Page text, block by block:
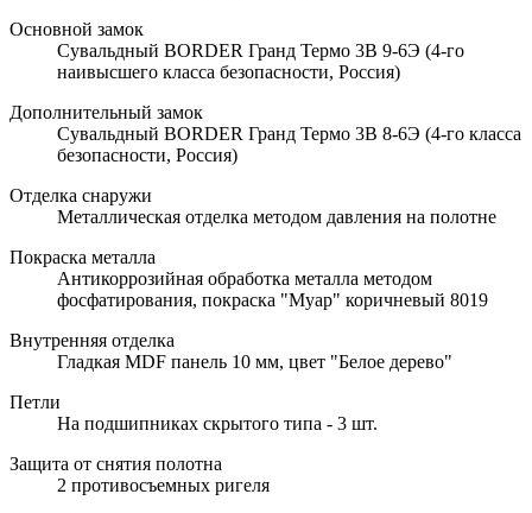
Основной замок
Сувальдный BORDER Гранд Термо 3В 9-6Э (4-го
наивысшего класса безопасности, Россия)
Дополнительный замок
Сувальдный BORDER Гранд Термо 3В 8-6Э (4-го класса
безопасности, Россия)
Отделка снаружи
Металлическая отделка методом давления на полотне
Покраска металла
Антикоррозийная обработка металла методом
фосфатирования, покраска "Муар" коричневый 8019
Внутренняя отделка
Гладкая MDF панель 10 мм, цвет "Белое дерево"
Петли
На подшипниках скрытого типа - 3 шт.
Защита от снятия полотна
2 противосъемных ригеля